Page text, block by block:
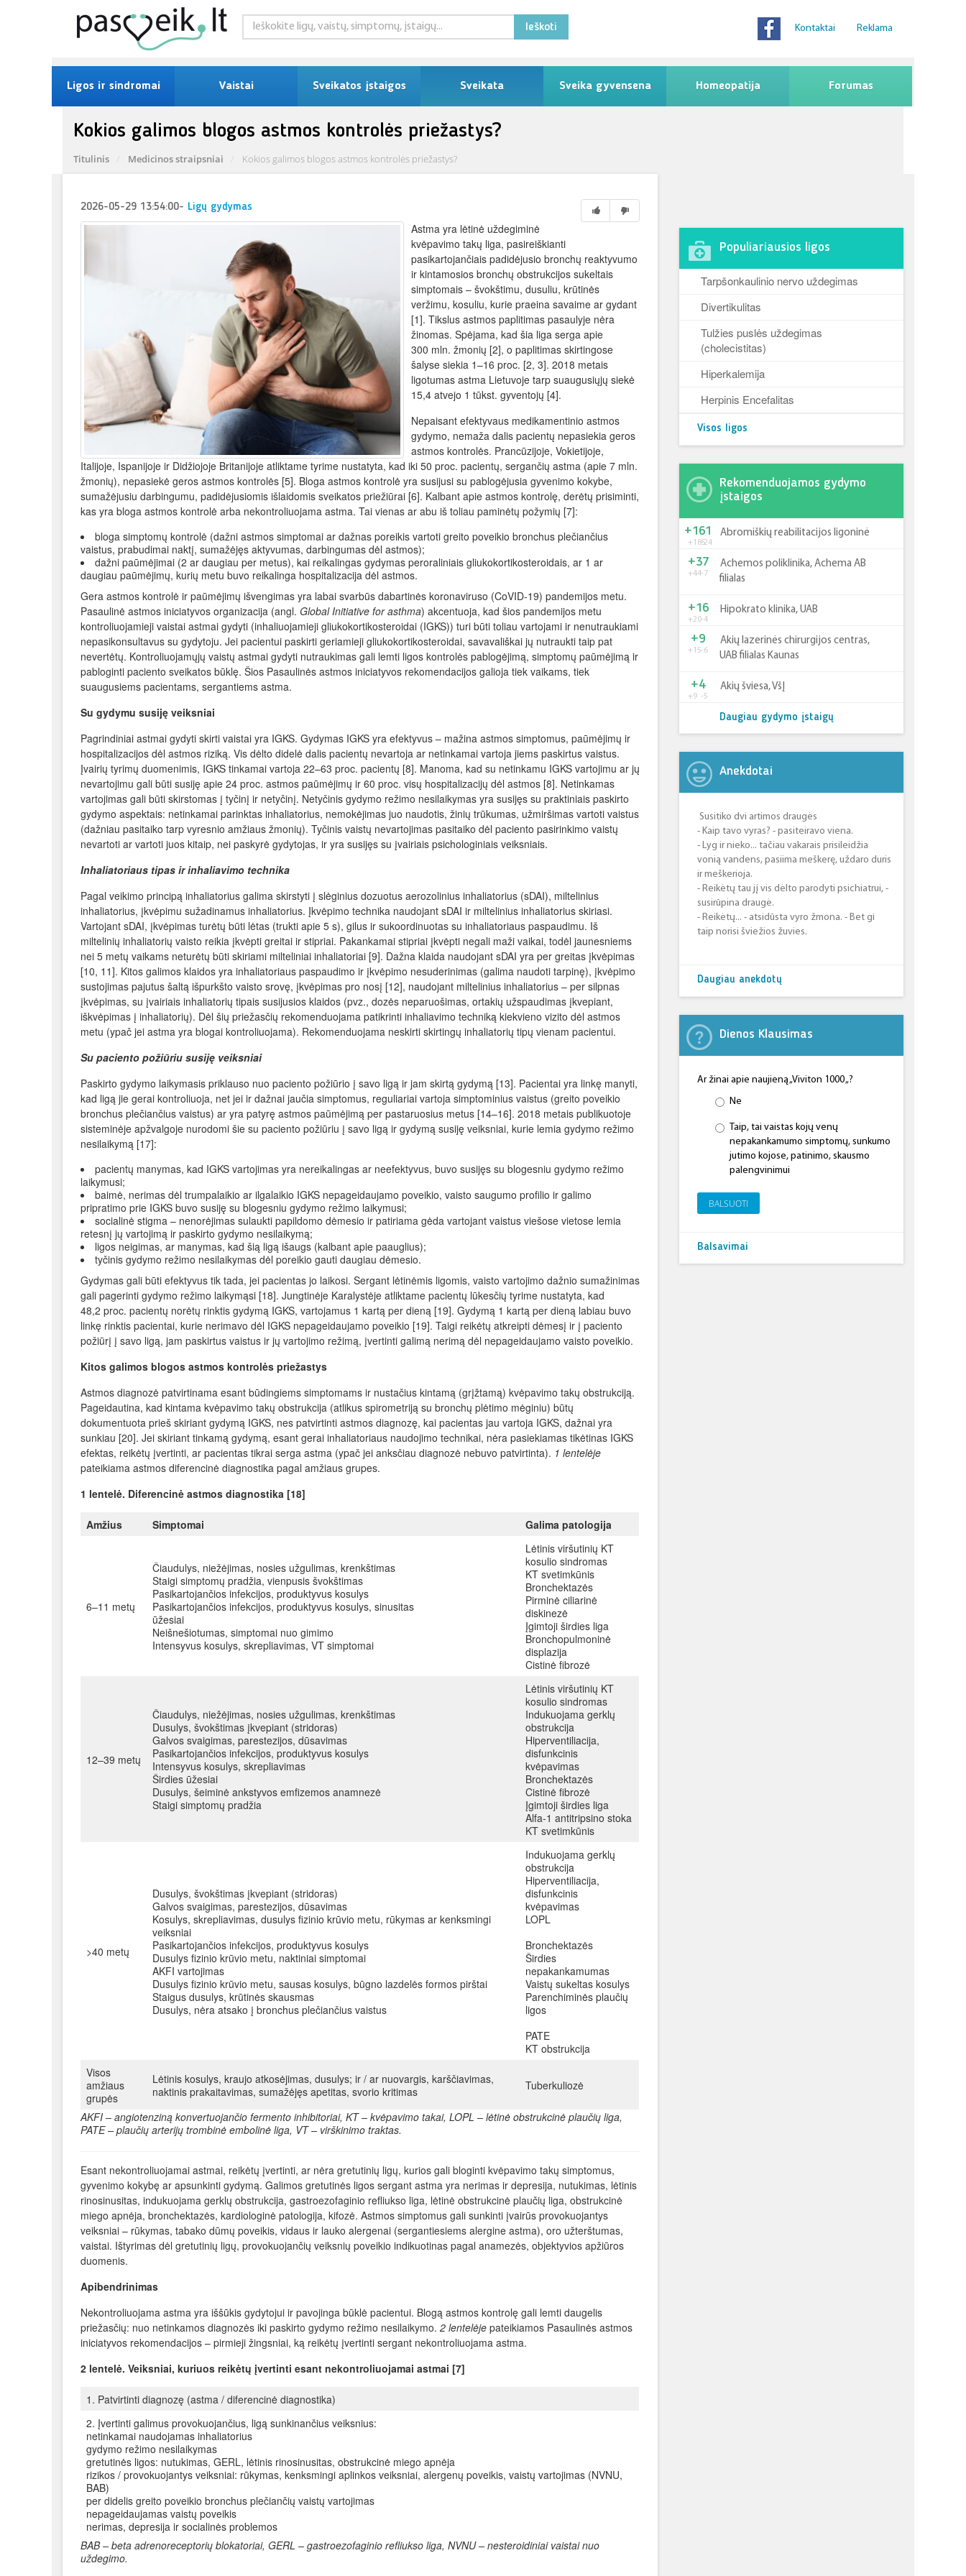
Ieškoti Kontaktai Reklama
Ligos ir sindromai Vaistai Sveikatos įstaigos Sveikata Sveika gyvensena Homeopatija Forumas
Kokios galimos blogos astmos kontrolės priežastys?
Titulinis Medicinos straipsniai Kokios galimos blogos astmos kontrolės priežastys?
2026-05-29 13:54:00- Ligų gydymas
Astma yra lėtinė uždegiminė
kvėpavimo takų liga, pasireiškianti
pasikartojančiais padidėjusio bronchų reaktyvumo
ir kintamosios bronchų obstrukcijos sukeltais
simptomais – švokštimu, dusuliu, krūtinės
veržimu, kosuliu, kurie praeina savaime ar gydant
[1]. Tikslus astmos paplitimas pasaulyje nėra
žinomas. Spėjama, kad šia liga serga apie
300 mln. žmonių [2], o paplitimas skirtingose
šalyse siekia 1–16 proc. [2, 3]. 2018 metais
ligotumas astma Lietuvoje tarp suaugusiųjų siekė
15,4 atvejo 1 tūkst. gyventojų [4].
Nepaisant efektyvaus medikamentinio astmos
gydymo, nemaža dalis pacientų nepasiekia geros
astmos kontrolės. Prancūzijoje, Vokietijoje,
Italijoje, Ispanijoje ir Didžiojoje Britanijoje atliktame tyrime nustatyta, kad iki 50 proc. pacientų, sergančių astma (apie 7 mln.
žmonių), nepasiekė geros astmos kontrolės [5]. Bloga astmos kontrolė yra susijusi su pablogėjusia gyvenimo kokybe,
sumažėjusiu darbingumu, padidėjusiomis išlaidomis sveikatos priežiūrai [6]. Kalbant apie astmos kontrolę, derėtų prisiminti,
kas yra bloga astmos kontrolė arba nekontroliuojama astma. Tai vienas ar abu iš toliau paminėtų požymių [7]:
bloga simptomų kontrolė (dažni astmos simptomai ar dažnas poreikis vartoti greito poveikio bronchus plečiančius
vaistus, prabudimai naktį, sumažėjęs aktyvumas, darbingumas dėl astmos);
dažni paūmėjimai (2 ar daugiau per metus), kai reikalingas gydymas peroraliniais gliukokortikosteroidais, ar 1 ar
daugiau paūmėjimų, kurių metu buvo reikalinga hospitalizacija dėl astmos.
Gera astmos kontrolė ir paūmėjimų išvengimas yra labai svarbūs dabartinės koronaviruso (CoVID-19) pandemijos metu.
Pasaulinė astmos iniciatyvos organizacija (angl. Global Initiative for asthma) akcentuoja, kad šios pandemijos metu
kontroliuojamieji vaistai astmai gydyti (inhaliuojamieji gliukokortikosteroidai (IGKS)) turi būti toliau vartojami ir nenutraukiami
nepasikonsultavus su gydytoju. Jei pacientui paskirti geriamieji gliukokortikosteroidai, savavališkai jų nutraukti taip pat
nevertėtų. Kontroliuojamųjų vaistų astmai gydyti nutraukimas gali lemti ligos kontrolės pablogėjimą, simptomų paūmėjimą ir
pabloginti paciento sveikatos būklę. Šios Pasaulinės astmos iniciatyvos rekomendacijos galioja tiek vaikams, tiek
suaugusiems pacientams, sergantiems astma.
Su gydymu susiję veiksniai
Pagrindiniai astmai gydyti skirti vaistai yra IGKS. Gydymas IGKS yra efektyvus – mažina astmos simptomus, paūmėjimų ir
hospitalizacijos dėl astmos riziką. Vis dėlto didelė dalis pacientų nevartoja ar netinkamai vartoja jiems paskirtus vaistus.
Įvairių tyrimų duomenimis, IGKS tinkamai vartoja 22–63 proc. pacientų [8]. Manoma, kad su netinkamu IGKS vartojimu ar jų
nevartojimu gali būti susiję apie 24 proc. astmos paūmėjimų ir 60 proc. visų hospitalizacijų dėl astmos [8]. Netinkamas
vartojimas gali būti skirstomas į tyčinį ir netyčinį. Netyčinis gydymo režimo nesilaikymas yra susijęs su praktiniais paskirto
gydymo aspektais: netinkamai parinktas inhaliatorius, nemokėjimas juo naudotis, žinių trūkumas, užmiršimas vartoti vaistus
(dažniau pasitaiko tarp vyresnio amžiaus žmonių). Tyčinis vaistų nevartojimas pasitaiko dėl paciento pasirinkimo vaistų
nevartoti ar vartoti juos kitaip, nei paskyrė gydytojas, ir yra susijęs su įvairiais psichologiniais veiksniais.
Inhaliatoriaus tipas ir inhaliavimo technika
Pagal veikimo principą inhaliatorius galima skirstyti į slėginius dozuotus aerozolinius inhaliatorius (sDAI), miltelinius
inhaliatorius, įkvėpimu sužadinamus inhaliatorius. Įkvėpimo technika naudojant sDAI ir miltelinius inhaliatorius skiriasi.
Vartojant sDAI, įkvėpimas turėtų būti lėtas (trukti apie 5 s), gilus ir sukoordinuotas su inhaliatoriaus paspaudimu. Iš
miltelinių inhaliatorių vaisto reikia įkvėpti greitai ir stipriai. Pakankamai stipriai įkvėpti negali maži vaikai, todėl jaunesniems
nei 5 metų vaikams neturėtų būti skiriami milteliniai inhaliatoriai [9]. Dažna klaida naudojant sDAI yra per greitas įkvėpimas
[10, 11]. Kitos galimos klaidos yra inhaliatoriaus paspaudimo ir įkvėpimo nesuderinimas (galima naudoti tarpinę), įkvėpimo
sustojimas pajutus šaltą išpurkšto vaisto srovę, įkvėpimas pro nosį [12], naudojant miltelinius inhaliatorius – per silpnas
įkvėpimas, su įvairiais inhaliatorių tipais susijusios klaidos (pvz., dozės neparuošimas, ortakių užspaudimas įkvepiant,
iškvėpimas į inhaliatorių). Dėl šių priežasčių rekomenduojama patikrinti inhaliavimo techniką kiekvieno vizito dėl astmos
metu (ypač jei astma yra blogai kontroliuojama). Rekomenduojama neskirti skirtingų inhaliatorių tipų vienam pacientui.
Su paciento požiūriu susiję veiksniai
Paskirto gydymo laikymasis priklauso nuo paciento požiūrio į savo ligą ir jam skirtą gydymą [13]. Pacientai yra linkę manyti,
kad ligą jie gerai kontroliuoja, net jei ir dažnai jaučia simptomus, reguliariai vartoja simptominius vaistus (greito poveikio
bronchus plečiančius vaistus) ar yra patyrę astmos paūmėjimą per pastaruosius metus [14–16]. 2018 metais publikuotoje
sisteminėje apžvalgoje nurodomi šie su paciento požiūriu į savo ligą ir gydymą susiję veiksniai, kurie lemia gydymo režimo
nesilaikymą [17]:
pacientų manymas, kad IGKS vartojimas yra nereikalingas ar neefektyvus, buvo susijęs su blogesniu gydymo režimo
laikymusi;
baimė, nerimas dėl trumpalaikio ar ilgalaikio IGKS nepageidaujamo poveikio, vaisto saugumo profilio ir galimo
pripratimo prie IGKS buvo susiję su blogesniu gydymo režimo laikymusi;
socialinė stigma – nenorėjimas sulaukti papildomo dėmesio ir patiriama gėda vartojant vaistus viešose vietose lemia
retesnį jų vartojimą ir paskirto gydymo nesilaikymą;
ligos neigimas, ar manymas, kad šią ligą išaugs (kalbant apie paauglius);
tyčinis gydymo režimo nesilaikymas dėl poreikio gauti daugiau dėmesio.
Gydymas gali būti efektyvus tik tada, jei pacientas jo laikosi. Sergant lėtinėmis ligomis, vaisto vartojimo dažnio sumažinimas
gali pagerinti gydymo režimo laikymąsi [18]. Jungtinėje Karalystėje atliktame pacientų lūkesčių tyrime nustatyta, kad
48,2 proc. pacientų norėtų rinktis gydymą IGKS, vartojamus 1 kartą per dieną [19]. Gydymą 1 kartą per dieną labiau buvo
linkę rinktis pacientai, kurie nerimavo dėl IGKS nepageidaujamo poveikio [19]. Taigi reikėtų atkreipti dėmesį ir į paciento
požiūrį į savo ligą, jam paskirtus vaistus ir jų vartojimo režimą, įvertinti galimą nerimą dėl nepageidaujamo vaisto poveikio.
Kitos galimos blogos astmos kontrolės priežastys
Astmos diagnozė patvirtinama esant būdingiems simptomams ir nustačius kintamą (grįžtamą) kvėpavimo takų obstrukciją.
Pageidautina, kad kintama kvėpavimo takų obstrukcija (atlikus spirometriją su bronchų plėtimo mėginiu) būtų
dokumentuota prieš skiriant gydymą IGKS, nes patvirtinti astmos diagnozę, kai pacientas jau vartoja IGKS, dažnai yra
sunkiau [20]. Jei skiriant tinkamą gydymą, esant gerai inhaliatoriaus naudojimo technikai, nėra pasiekiamas tikėtinas IGKS
efektas, reikėtų įvertinti, ar pacientas tikrai serga astma (ypač jei anksčiau diagnozė nebuvo patvirtinta). 1 lentelėje
pateikiama astmos diferencinė diagnostika pagal amžiaus grupes.
1 lentelė. Diferencinė astmos diagnostika [18]
Amžius Simptomai Galima patologija
6–11 metų
Čiaudulys, niežėjimas, nosies užgulimas, krenkštimas
Staigi simptomų pradžia, vienpusis švokštimas
Pasikartojančios infekcijos, produktyvus kosulys
Pasikartojančios infekcijos, produktyvus kosulys, sinusitas
ūžesiai
Neišnešiotumas, simptomai nuo gimimo
Intensyvus kosulys, skrepliavimas, VT simptomai
Lėtinis viršutinių KT
kosulio sindromas
KT svetimkūnis
Bronchektazės
Pirminė ciliarinė
diskinezė
Įgimtoji širdies liga
Bronchopulmoninė
displazija
Cistinė fibrozė
12–39 metų
Čiaudulys, niežėjimas, nosies užgulimas, krenkštimas
Dusulys, švokštimas įkvepiant (stridoras)
Galvos svaigimas, parestezijos, dūsavimas
Pasikartojančios infekcijos, produktyvus kosulys
Intensyvus kosulys, skrepliavimas
Širdies ūžesiai
Dusulys, šeiminė ankstyvos emfizemos anamnezė
Staigi simptomų pradžia
Lėtinis viršutinių KT
kosulio sindromas
Indukuojama gerklų
obstrukcija
Hiperventiliacija,
disfunkcinis
kvėpavimas
Bronchektazės
Cistinė fibrozė
Įgimtoji širdies liga
Alfa-1 antitripsino stoka
KT svetimkūnis
>40 metų
Dusulys, švokštimas įkvepiant (stridoras)
Galvos svaigimas, parestezijos, dūsavimas
Kosulys, skrepliavimas, dusulys fizinio krūvio metu, rūkymas ar kenksmingi
veiksniai
Pasikartojančios infekcijos, produktyvus kosulys
Dusulys fizinio krūvio metu, naktiniai simptomai
AKFI vartojimas
Dusulys fizinio krūvio metu, sausas kosulys, būgno lazdelės formos pirštai
Staigus dusulys, krūtinės skausmas
Dusulys, nėra atsako į bronchus plečiančius vaistus
Indukuojama gerklų
obstrukcija
Hiperventiliacija,
disfunkcinis
kvėpavimas
LOPL
Bronchektazės
Širdies
nepakankamumas
Vaistų sukeltas kosulys
Parenchiminės plaučių
ligos
PATE
KT obstrukcija
Visos
amžiaus
grupės
Lėtinis kosulys, kraujo atkosėjimas, dusulys; ir / ar nuovargis, karščiavimas,
naktinis prakaitavimas, sumažėjęs apetitas, svorio kritimas
Tuberkuliozė
AKFI – angiotenziną konvertuojančio fermento inhibitoriai, KT – kvėpavimo takai, LOPL – lėtinė obstrukcinė plaučių liga,
PATE – plaučių arterijų trombinė embolinė liga, VT – virškinimo traktas.
Esant nekontroliuojamai astmai, reikėtų įvertinti, ar nėra gretutinių ligų, kurios gali bloginti kvėpavimo takų simptomus,
gyvenimo kokybę ar apsunkinti gydymą. Galimos gretutinės ligos sergant astma yra nerimas ir depresija, nutukimas, lėtinis
rinosinusitas, indukuojama gerklų obstrukcija, gastroezofaginio refliukso liga, lėtinė obstrukcinė plaučių liga, obstrukcinė
miego apnėja, bronchektazės, kardiologinė patologija, kifozė. Astmos simptomus gali sunkinti įvairūs provokuojantys
veiksniai – rūkymas, tabako dūmų poveikis, vidaus ir lauko alergenai (sergantiesiems alergine astma), oro užterštumas,
vaistai. Ištyrimas dėl gretutinių ligų, provokuojančių veiksnių poveikio indikuotinas pagal anamezės, objektyvios apžiūros
duomenis.
Apibendrinimas
Nekontroliuojama astma yra iššūkis gydytojui ir pavojinga būklė pacientui. Blogą astmos kontrolę gali lemti daugelis
priežasčių: nuo netinkamos diagnozės iki paskirto gydymo režimo nesilaikymo. 2 lentelėje pateikiamos Pasaulinės astmos
iniciatyvos rekomendacijos – pirmieji žingsniai, ką reikėtų įvertinti sergant nekontroliuojama astma.
2 lentelė. Veiksniai, kuriuos reikėtų įvertinti esant nekontroliuojamai astmai [7]
1. Patvirtinti diagnozę (astma / diferencinė diagnostika)
2. Įvertinti galimus provokuojančius, ligą sunkinančius veiksnius:
netinkamai naudojamas inhaliatorius
gydymo režimo nesilaikymas
gretutinės ligos: nutukimas, GERL, lėtinis rinosinusitas, obstrukcinė miego apnėja
rizikos / provokuojantys veiksniai: rūkymas, kenksmingi aplinkos veiksniai, alergenų poveikis, vaistų vartojimas (NVNU,
BAB)
per didelis greito poveikio bronchus plečiančių vaistų vartojimas
nepageidaujamas vaistų poveikis
nerimas, depresija ir socialinės problemos
BAB – beta adrenoreceptorių blokatoriai, GERL – gastroezofaginio refliukso liga, NVNU – nesteroidiniai vaistai nuo
uždegimo.
Populiariausios ligos
Tarpšonkaulinio nervo uždegimas
Divertikulitas
Tulžies puslės uždegimas
(cholecistitas)
Hiperkalemija
Herpinis Encefalitas
Visos ligos
Rekomenduojamos gydymo
įstaigos
+185-24
+161 Abromiškių reabilitacijos ligoninė
+44-7
+37
Achemos poliklinika, Achema AB
filialas
+20-4
+16 Hipokrato klinika, UAB
+15-6
+9
Akių lazerinės chirurgijos centras,
UAB filialas Kaunas
+9 -5
+4 Akių šviesa, VšĮ
Daugiau gydymo įstaigų
Anekdotai
Susitiko dvi artimos draugės
- Kaip tavo vyras? - pasiteiravo viena.
- Lyg ir nieko... tačiau vakarais prisileidžia
vonią vandens, pasiima meškerę, uždaro duris
ir meškerioja.
- Reikėtų tau jį vis dėlto parodyti psichiatrui, -
susirūpina draugė.
- Reikėtų... - atsidūsta vyro žmona. - Bet gi
taip norisi šviežios žuvies.
Daugiau anekdotų
Dienos Klausimas
Ar žinai apie naujieną „Viviton 1000 „?
Ne
Taip, tai vaistas kojų venų
nepakankamumo simptomų, sunkumo
jutimo kojose, patinimo, skausmo
palengvinimui
BALSUOTI
Balsavimai